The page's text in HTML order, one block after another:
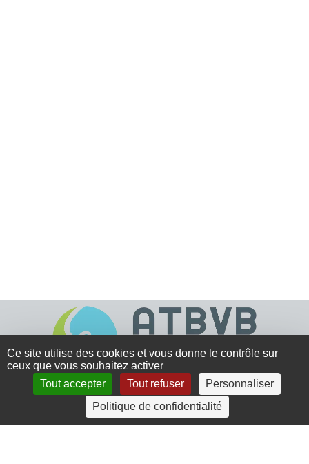
4 rue Crec’h-Ugen
22810 Belle Isle en Terre
Ce site utilise des cookies et vous donne le contrôle sur
ceux que vous souhaitez activer
Tout accepter
Tout refuser
Personnaliser
Politique de confidentialité